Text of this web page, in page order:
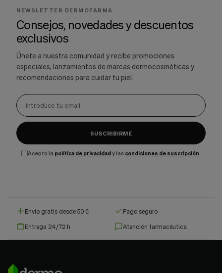
NEWSLETTER DERMOFARMA
Consejos, novedades y descuentos
exclusivos
Únete a nuestra comunidad y recibe promociones
especiales, lanzamientos de marcas dermocosméticas y
recomendaciones para cuidar tu piel.
SUSCRIBIRME
Acepto la política de privacidady las condiciones de suscripción
Envío gratis desde 50 € Pago seguro
Entrega 24/72 h Atención farmacéutica